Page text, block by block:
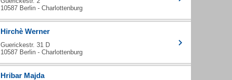
10587 Berlin - Charlottenburg
Hirchè Werner
Guerickestr. 31 D
10587 Berlin - Charlottenburg
Hribar Majda